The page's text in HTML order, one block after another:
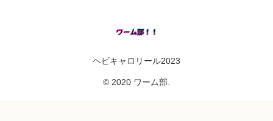
ヘビキャロリール2023
© 2020 ワーム部.